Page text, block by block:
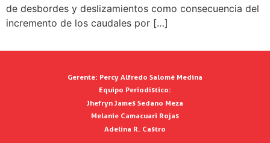
de desbordes y deslizamientos como consecuencia del
incremento de los caudales por […]
Gerente: Percy Alfredo Salomé Medina
Equipo Periodístico:
Jhefryn James Sedano Meza
Melanie Camacuari Rojas
Adelina R. Castro